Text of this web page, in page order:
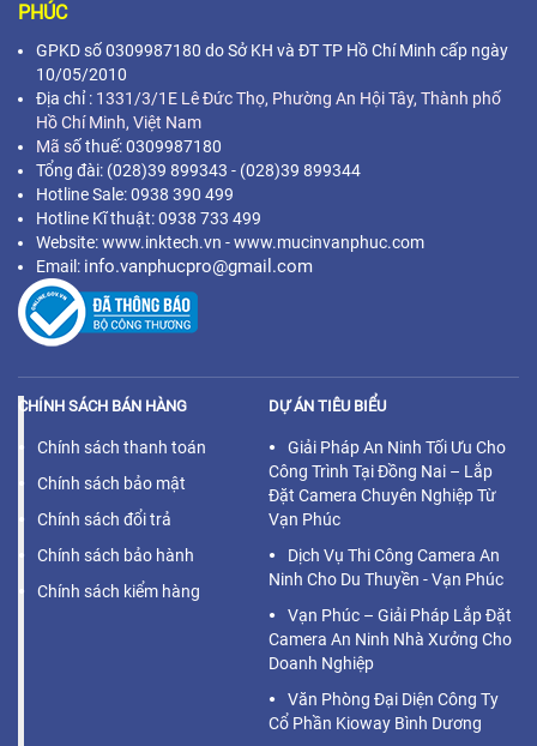
PHÚC
GPKD số 0309987180 do Sở KH và ĐT TP Hồ Chí Minh cấp ngày
10/05/2010
Địa chỉ : 1331/3/1E Lê Đức Thọ, Phường An Hội Tây, Thành phố
Hồ Chí Minh, Việt Nam
Mã số thuế: 0309987180
Tổng đài: (028)39 899343 - (028)39 899344
Hotline Sale: 0938 390 499
Hotline Kĩ thuật: 0938 733 499
Website: www.inktech.vn - www.mucinvanphuc.com
Email: info.vanphucpro@gmail.com
CHÍNH SÁCH BÁN HÀNG
Chính sách thanh toán
Chính sách bảo mật
Chính sách đổi trả
Chính sách bảo hành
Chính sách kiểm hàng
DỰ ÁN TIÊU BIỂU
Giải Pháp An Ninh Tối Ưu Cho
Công Trình Tại Đồng Nai – Lắp
Đặt Camera Chuyên Nghiệp Từ
Vạn Phúc
Dịch Vụ Thi Công Camera An
Ninh Cho Du Thuyền - Vạn Phúc
Vạn Phúc – Giải Pháp Lắp Đặt
Camera An Ninh Nhà Xưởng Cho
Doanh Nghiệp
Văn Phòng Đại Diện Công Ty
Cổ Phần Kioway Bình Dương